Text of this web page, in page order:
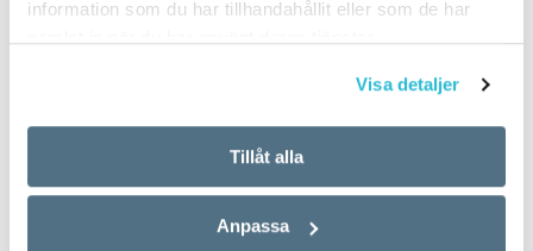
information som du har tillhandahållit eller som de har
Visa detaljer
Tillåt alla
Anpassa
markeringen förlorar sin tjusning anser Sven-
Göran Malmgren att det är sannolikt att
användningen minskar.Henskulle därmed åter
bli en angelägenhet för närmast sörjande.